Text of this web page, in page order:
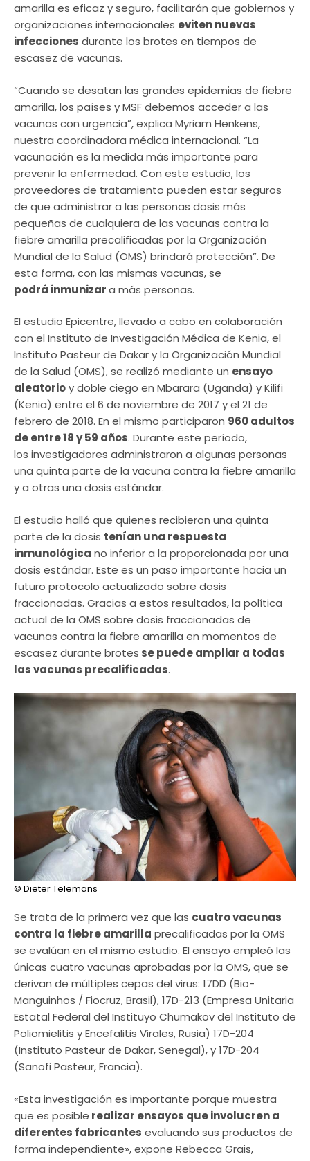
amarilla es eficaz y seguro, facilitarán que gobiernos y
organizaciones internacionales eviten nuevas
infecciones durante los brotes en tiempos de
escasez de vacunas.
“Cuando se desatan las grandes epidemias de fiebre
amarilla, los países y MSF debemos acceder a las
vacunas con urgencia”, explica Myriam Henkens,
nuestra coordinadora médica internacional. “La
vacunación es la medida más importante para
prevenir la enfermedad. Con este estudio, los
proveedores de tratamiento pueden estar seguros
de que administrar a las personas dosis más
pequeñas de cualquiera de las vacunas contra la
fiebre amarilla precalificadas por la Organización
Mundial de la Salud (OMS) brindará protección”. De
esta forma, con las mismas vacunas, se
podrá inmunizara más personas.
El estudio Epicentre, llevado a cabo en colaboración
con el Instituto de Investigación Médica de Kenia, el
Instituto Pasteur de Dakar y la Organización Mundial
de la Salud (OMS), se realizó mediante un ensayo
aleatorioy doble ciego en Mbarara (Uganda) y Kilifi
(Kenia) entre el 6 de noviembre de 2017 y el 21 de
febrero de 2018. En el mismo participaron 960 adultos
de entre 18 y 59 años. Durante este período,
los investigadores administraron a algunas personas
una quinta parte de la vacuna contra la fiebre amarilla
y a otras una dosis estándar.
El estudio halló que quienes recibieron una quinta
parte de la dosis tenían una respuesta
inmunológica no inferior a la proporcionada por una
dosis estándar. Este es un paso importante hacia un
futuro protocolo actualizado sobre dosis
fraccionadas. Gracias a estos resultados, la política
actual de la OMS sobre dosis fraccionadas de
vacunas contra la fiebre amarilla en momentos de
escasez durante brotes se puede ampliar a todas
las vacunas precalificadas.
© Dieter Telemans
Se trata de la primera vez que las cuatro vacunas
contra la fiebre amarilla precalificadas por la OMS
se evalúan en el mismo estudio. El ensayo empleó las
únicas cuatro vacunas aprobadas por la OMS, que se
derivan de múltiples cepas del virus: 17DD (Bio-
Manguinhos / Fiocruz, Brasil), 17D-213 (Empresa Unitaria
Estatal Federal del Instituyo Chumakov del Instituto de
Poliomielitis y Encefalitis Virales, Rusia) 17D-204
(Instituto Pasteur de Dakar, Senegal), y 17D-204
(Sanofi Pasteur, Francia).
«Esta investigación es importante porque muestra
que es posible realizar ensayos que involucren a
diferentes fabricantes evaluando sus productos de
forma independiente», expone Rebecca Grais,